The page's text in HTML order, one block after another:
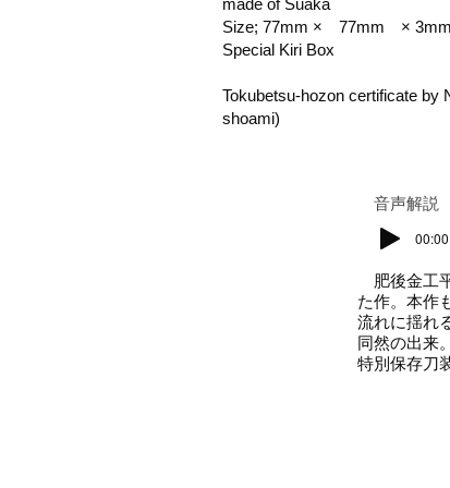
made of Suaka
Size; 77mm × 77mm × 3mm
Special Kiri Box
Tokubetsu-hozon certificate
shoami)
​音声解説
肥後金工
た作。本作
流れに揺れ
同然の出来。
特別保存刀